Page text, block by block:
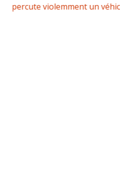
un véhicule de boissons